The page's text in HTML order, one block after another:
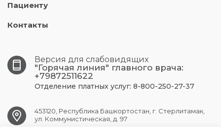
Пациенту
Контакты
Версия для слабовидящих
"Горячая линия" главного врача:
+79872511622
Отделение платных услуг: 8-800-250-27-37
453120, Республика Башкортостан, г. Стерлитамак,
ул. Коммунистическая, д. 97